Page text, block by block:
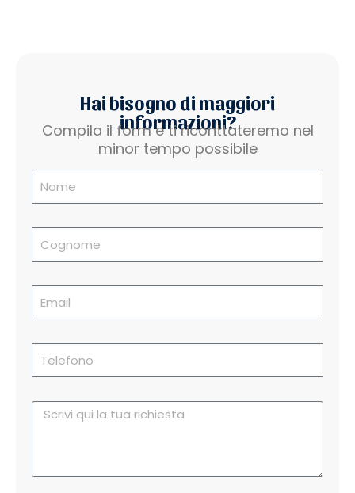
Hai bisogno di maggiori
informazioni?
Compila il form e ti riconttateremo nel
minor tempo possibile